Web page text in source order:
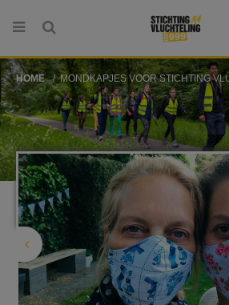
HOME MONDKAPJES VOOR STICHTING